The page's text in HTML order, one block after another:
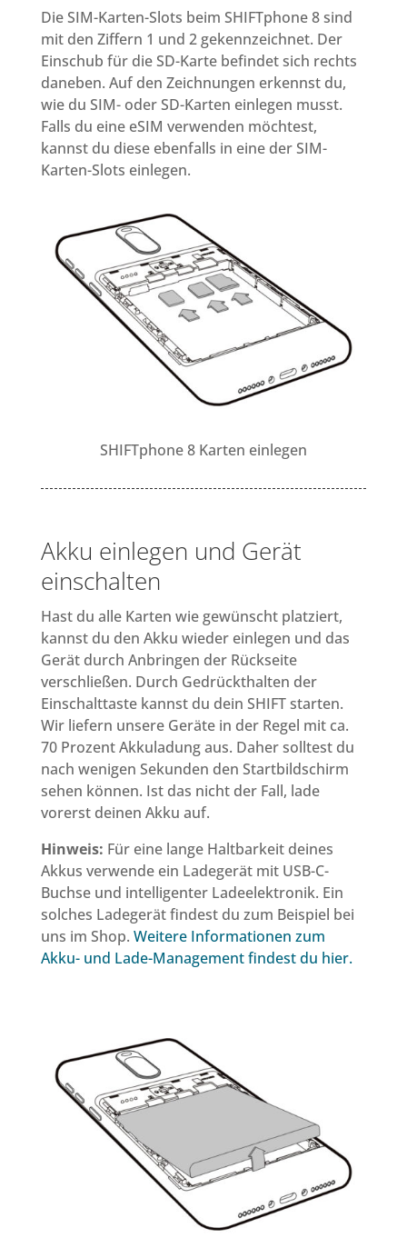
Die SIM-Karten-Slots beim SHIFTphone 8 sind
mit den Ziffern 1 und 2 gekennzeichnet. Der
Einschub für die SD-Karte befindet sich rechts
daneben. Auf den Zeichnungen erkennst du,
wie du SIM- oder SD-Karten einlegen musst.
Falls du eine eSIM verwenden möchtest,
kannst du diese ebenfalls in eine der SIM-
Karten-Slots einlegen.
SHIFTphone 8 Karten einlegen
Akku einlegen und Gerät
einschalten
Hast du alle Karten wie gewünscht platziert,
kannst du den Akku wieder einlegen und das
Gerät durch Anbringen der Rückseite
verschließen. Durch Gedrückthalten der
Einschalttaste kannst du dein SHIFT starten.
Wir liefern unsere Geräte in der Regel mit ca.
70 Prozent Akkuladung aus. Daher solltest du
nach wenigen Sekunden den Startbildschirm
sehen können. Ist das nicht der Fall, lade
vorerst deinen Akku auf.
Hinweis: Für eine lange Haltbarkeit deines
Akkus verwende ein Ladegerät mit USB-C-
Buchse und intelligenter Ladeelektronik. Ein
solches Ladegerät findest du zum Beispiel bei
uns im Shop. Weitere Informationen zum
Akku- und Lade-Management findest du hier.